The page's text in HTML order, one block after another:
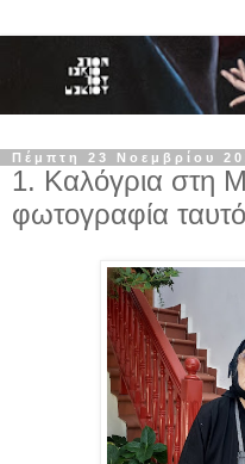
Πέμπτη 23 Νοεμβρίου
1. Καλόγρια στη
φωτογραφία